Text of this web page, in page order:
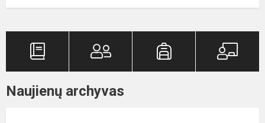
Naujienų archyvas